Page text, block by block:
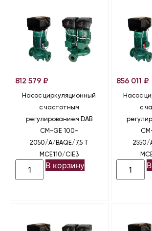
812 579 ₽
Насос циркуляционный
с частотным
регулированием DAB
CM-GE 100-
2050/A/BAQE/7,5 T
MCE110/CIE3
В корзину
856 011 ₽
Насос
с
2550/